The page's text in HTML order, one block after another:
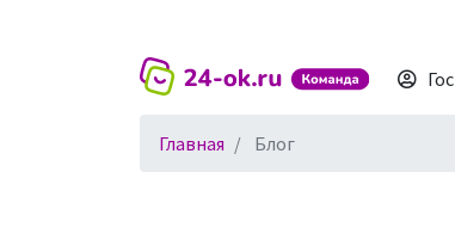
Главная Блог